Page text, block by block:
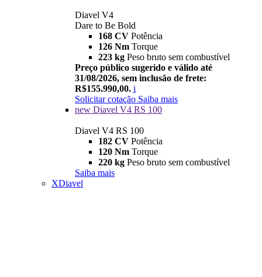
Diavel V4
Dare to Be Bold
168 CV Potência
126 Nm Torque
223 kg Peso bruto sem combustível
Preço público sugerido e válido até
31/08/2026, sem inclusão de frete:
R$155.990,00. i
Solicitar cotação Saiba mais
new Diavel V4 RS 100
Diavel V4 RS 100
182 CV Potência
120 Nm Torque
220 kg Peso bruto sem combustível
Saiba mais
XDiavel